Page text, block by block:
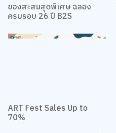
ของสะสมสุดพิเศษ ฉลอง
ครบรอบ 26 ปี B2S
ART Fest Sales Up to
70%